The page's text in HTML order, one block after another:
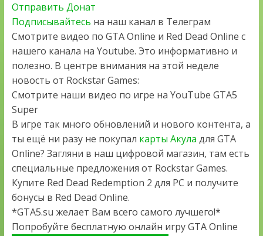
Отправить Донат
Подписывайтесь на наш канал в Телеграм
Смотрите видео по GTA Online и Red Dead Online с
нашего канала на Youtube. Это информативно и
полезно. В центре внимания на этой неделе
новость от Rockstar Games:
Смотрите наши видео по игре на YouTube GTA5
Super
В игре так много обновлений и нового контента, а
ты ещё ни разу не покупал карты Акула для GTA
Online? Загляни в наш цифровой магазин, там есть
специальные предложения от Rockstar Games.
Купите Red Dead Redemption 2 для PC и получите
бонусы в Red Dead Online.
*GTA5.su желает Вам всего самого лучшего!*
Попробуйте бесплатную онлайн игру GTA Online